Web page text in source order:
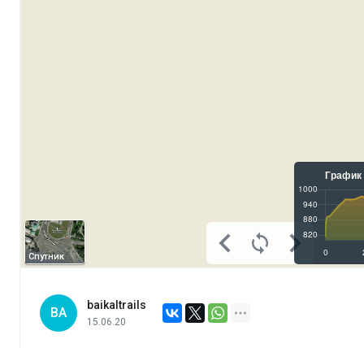
Спутник
BA
baikaltrails
15.06.20